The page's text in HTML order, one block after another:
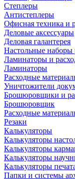
Степлеры
Антистеплеры
Офисная техника и
Деловые аксессуары
Деловая галантерея
Настольные наборы
Ламинаторы и
Ламинаторы
Расходные
Уничтожители
Брошюровщики и
Брошюровщик
Расходные
Резаки
Калькуляторы
Калькуляторы
Калькуляторы
Калькуляторы
Калькуляторы
Папки и системы